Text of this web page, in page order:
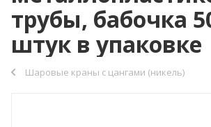
трубы, бабочка
штук в упаковке
Шаровые краны с цангами (никель)